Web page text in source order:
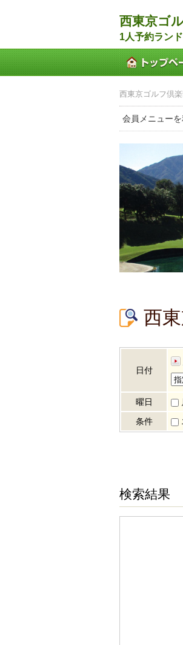
西東京ゴ
1人予約ラン
西東京ゴルフ倶
会員メニュー
西
日付
曜日
条件
検索結果